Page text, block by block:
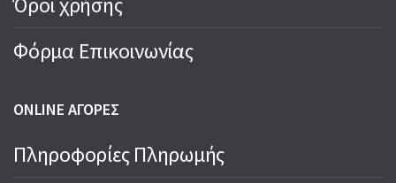
Φόρμα Επικοινωνίας
ONLINE ΑΓΟΡΕΣ
Πληροφορίες Πληρωμής